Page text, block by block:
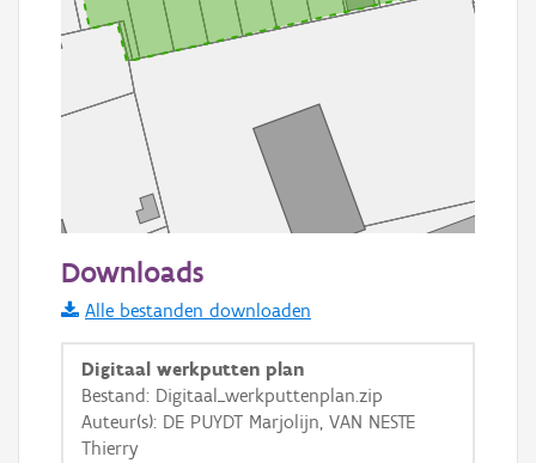
Informatie Vlaanderen
i
+ −
Downloads
Alle bestanden downloaden
Digitaal werkputten plan
Bestand: Digitaal_werkputtenplan.zip
Auteur(s): DE PUYDT Marjolijn, VAN NESTE
Thierry